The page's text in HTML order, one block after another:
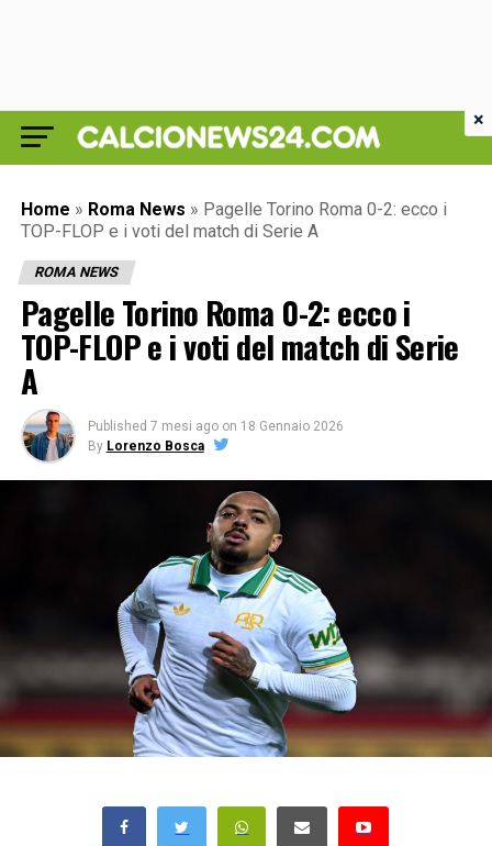
Home » Roma News » Pagelle Torino Roma 0-2: ecco i
TOP-FLOP e i voti del match di Serie A
ROMA NEWS
Pagelle Torino Roma 0-2: ecco i
TOP-FLOP e i voti del match di Serie
A
Published 7 mesi ago on 18 Gennaio 2026
By Lorenzo Bosca
×